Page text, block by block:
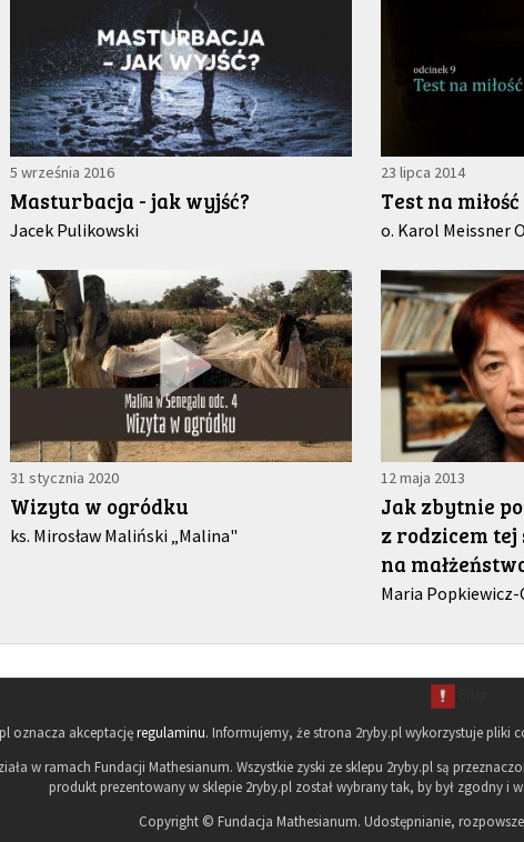
5 września 2016
Masturbacja - jak wyjść?
Jacek Pulikowski
23 lipca 2014
Test na miłość
o. Karol Meissner
31 stycznia 2020
Wizyta w ogródku
ks. Mirosław Maliński „Malina"
12 maja 2013
Jak zbytnie
z rodzicem tej
na
Maria Popkiewicz-
oznacza akceptacjęregulaminu. Informujemy, że strona 2ryby.pl wykorzystuje pliki
w ramach Fundacji Mathesianum. Wszystkie zyski ze sklepu 2ryby.pl są
produkt prezentowany w sklepie 2ryby.pl został wybrany tak, by był zgodny i
Copyright © Fundacja Mathesianum. Udostępnianie,